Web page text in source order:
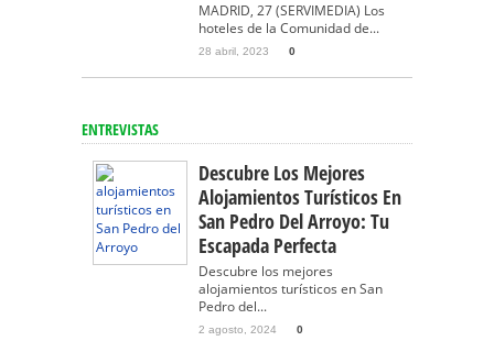
MADRID, 27 (SERVIMEDIA) Los
hoteles de la Comunidad de...
28 abril, 2023 0
ENTREVISTAS
Descubre Los Mejores
Alojamientos Turísticos En
San Pedro Del Arroyo: Tu
Escapada Perfecta
Descubre los mejores
alojamientos turísticos en San
Pedro del...
2 agosto, 2024 0